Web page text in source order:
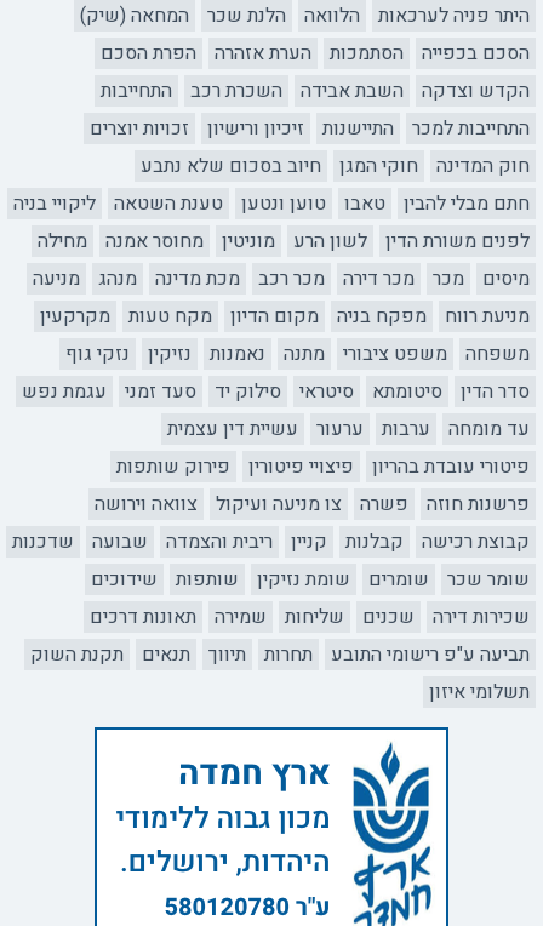
היתר פניה לערכאות
הלוואה הלנת שכר
המחאה (שיק)
הסכם בכפייה
הסתמכות הערת אזהרה
הפרת הסכם
הקדש וצדקה
השבת אבידה השכרת רכב
התחייבות
התחייבות למכר
התיישנות זיכיון ורישיון
זכויות יוצרים
חוק המדינה
חוקי המגן
חיוב בסכום שלא נתבע
חתם מבלי להבין
טאבו טוען ונטען טענת השטאה
ליקויי בניה
לפנים משורת הדין
לשון הרע מוניטין מחוסר אמנה
מחילה
מיסים
מכר מכר דירה מכר רכב מכת מדינה מנהג
מניעה
מניעת רווח
מפקח בניה מקום הדיון מקח טעות
מקרקעין
משפחה
משפט ציבורי מתנה נאמנות נזיקין
נזקי גוף
סדר הדין
סיטומתא סיטראי סילוק יד סעד זמני
עגמת נפש
עד מומחה
ערבות ערעור
עשיית דין עצמית
פיטורי עובדת בהריון
פיצויי פיטורין
פירוק שותפות
פרשנות חוזה
פשרה צו מניעה ועיקול
צוואה וירושה
קבוצת רכישה
קבלנות קניין ריבית והצמדה שבועה
שדכנות
שומר שכר
שומרים שומת נזיקין שותפות
שידוכים
שכירות דירה
שכנים שליחות שמירה
תאונות דרכים
תביעה ע"פ רישומי התובע
תחרות תיווך תנאים
תקנת השוק
תשלומי איזון